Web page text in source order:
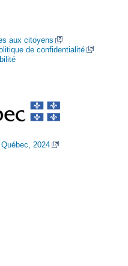
aux citoyens
de confidentialité
2024